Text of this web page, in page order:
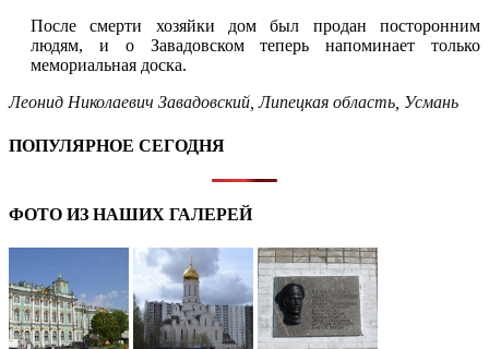
После смерти хозяйки дом был продан посторонним
людям, и о Завадовском теперь напоминает только
мемориальная доска.
Леонид Николаевич Завадовский ,Липецкая область Усмань
ПОПУЛЯРНОЕ СЕГОДНЯ
ФОТО ИЗ НАШИХ ГАЛЕРЕЙ